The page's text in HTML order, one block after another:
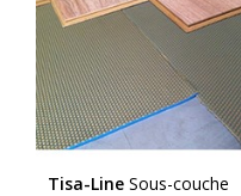
Tisa-Line Sous-couche